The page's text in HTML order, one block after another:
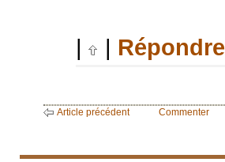
| | Répondre
Article précédent Commenter